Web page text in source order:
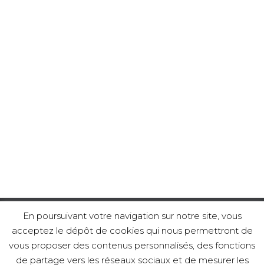
ACCUEIL POLITIQUE DE CONFIDENTIALITÉ
MENTIONS LÉGALES
En poursuivant votre navigation sur notre site, vous
acceptez le dépôt de cookies qui nous permettront de
vous proposer des contenus personnalisés, des fonctions
de partage vers les réseaux sociaux et de mesurer les